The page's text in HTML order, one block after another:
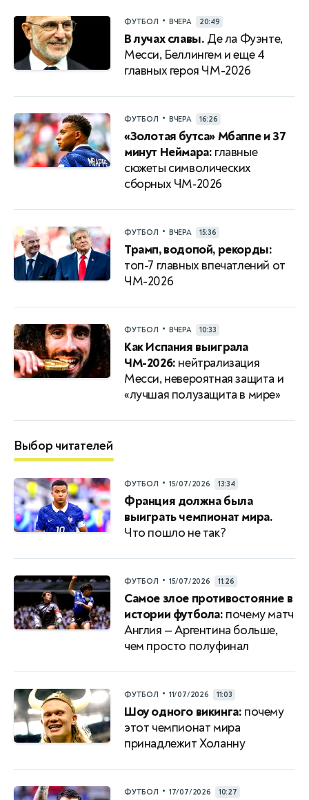
ФУТБОЛ • ВЧЕРА 20:49
В лучах славы. Де ла Фуэнте,
Месси, Беллингем и еще 4
главных героя ЧМ-2026
ФУТБОЛ • ВЧЕРА 16:26
«Золотая бутса» Мбаппе и 37
минут Неймара: главные
сюжеты символических
сборных ЧМ‑2026
ФУТБОЛ • ВЧЕРА 15:36
Трамп, водопой, рекорды:
топ-7 главных впечатлений от
ЧМ-2026
ФУТБОЛ • ВЧЕРА 10:33
Как Испания выиграла
ЧМ-2026: нейтрализация
Месси, невероятная защита и
«лучшая полузащита в мире»
Выбор читателей
ФУТБОЛ • 15/07/2026 13:34
Франция должна была
выиграть чемпионат мира.
Что пошло не так?
ФУТБОЛ • 15/07/2026 11:26
Самое злое противостояние в
истории футбола: почему матч
Англия — Аргентина больше,
чем просто полуфинал
ФУТБОЛ • 11/07/2026 11:03
Шоу одного викинга: почему
этот чемпионат мира
принадлежит Холанну
ФУТБОЛ • 17/07/2026 10:27